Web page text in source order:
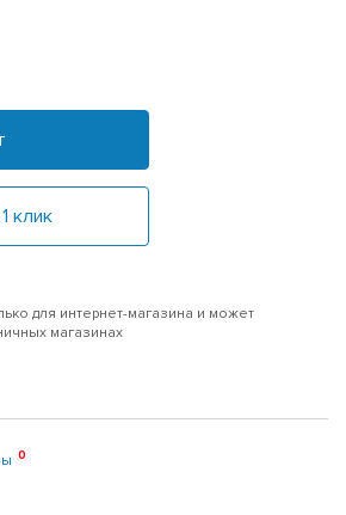
клик
для интернет-магазина и может
магазинах